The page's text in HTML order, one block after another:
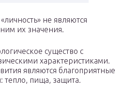
не являются
их значения.
существо с
характеристиками.
являются благоприятные
пища, защита.